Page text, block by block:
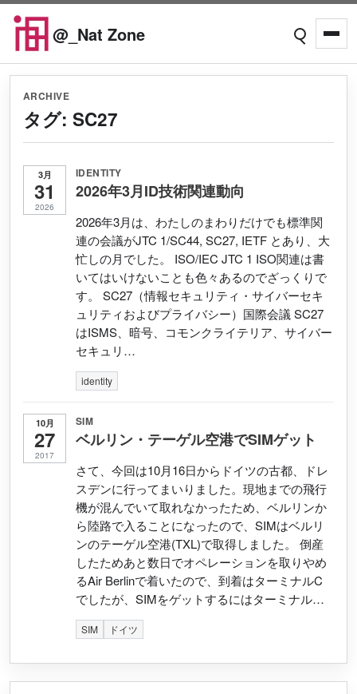
Skip to content
@_Nat Zone Open search
ARCHIVE
タグ: SC27
3月
31
2026
IDENTITY
2026年3月ID技術関連動向
2026年3月は、わたしのまわりだけでも標準関
連の会議がJTC 1/SC44, SC27, IETF とあり、大
忙しの月でした。 ISO/IEC JTC 1 ISO関連は書
いてはいけないことも色々あるのでざっくりで
す。 SC27（情報セキュリティ・サイバーセキ
ュリティおよびプライバシー）国際会議 SC27
はISMS、暗号、コモンクライテリア、サイバー
セキュリ…
identity
10月
27
2017
SIM
ベルリン・テーゲル空港でSIMゲット
さて、今回は10月16日からドイツの古都、ドレ
スデンに行ってまいりました。現地までの飛行
機が混んでいて取れなかったため、ベルリンか
ら陸路で入ることになったので、SIMはベルリ
ンのテーゲル空港(TXL)で取得しました。 倒産
したためあと数日でオペレーションを取りやめ
るAir Berlinで着いたので、到着はターミナルC
でしたが、SIMをゲットするにはターミナル…
SIM ドイツ